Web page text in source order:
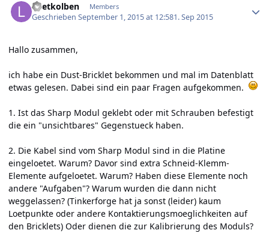
Loetkolben Members
GeschriebenSeptember 1, 2015 at 12:581. Sep 2015
Hallo zusammen,
ich habe ein Dust-Bricklet bekommen und mal im Datenblatt
etwas gelesen. Dabei sind ein paar Fragen aufgekommen.
1. Ist das Sharp Modul geklebt oder mit Schrauben befestigt
die ein "unsichtbares" Gegenstueck haben.
2. Die Kabel sind vom Sharp Modul sind in die Platine
eingeloetet. Warum? Davor sind extra Schneid-Klemm-
Elemente aufgeloetet. Warum? Haben diese Elemente noch
andere "Aufgaben"? Warum wurden die dann nicht
weggelassen? (Tinkerforge hat ja sonst (leider) kaum
Loetpunkte oder andere Kontaktierungsmoeglichkeiten auf
den Bricklets) Oder dienen die zur Kalibrierung des Moduls?